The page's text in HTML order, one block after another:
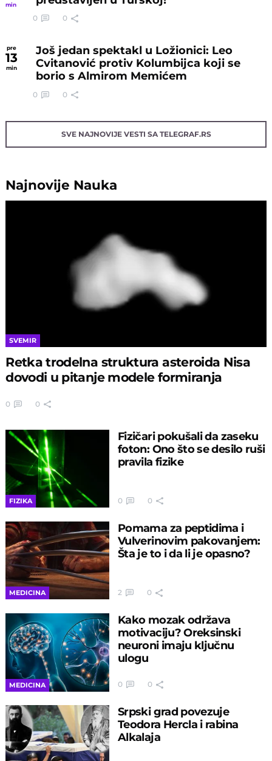
min
0 0
pre
13
min
Još jedan spektakl u Ložionici: Leo
Cvitanović protiv Kolumbijca koji se
borio s Almirom Memićem
0 0
SVE NAJNOVIJE VESTI SA TELEGRAF.RS
Najnovije Nauka
SVEMIR
Retka trodelna struktura asteroida Nisa
dovodi u pitanje modele formiranja
0 0
FIZIKA
Fizičari pokušali da zaseku
foton: Ono što se desilo ruši
pravila fizike
0 0
MEDICINA
Pomama za peptidima i
Vulverinovim pakovanjem:
Šta je to i da li je opasno?
2 0
MEDICINA
Kako mozak održava
motivaciju? Oreksinski
neuroni imaju ključnu
ulogu
0 0
Srpski grad povezuje
Teodora Hercla i rabina
Alkalaja